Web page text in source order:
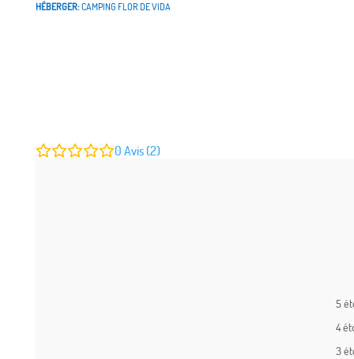
HÉBERGER:CAMPING FLOR DE VIDA
0 Avis (2)
5
4
3